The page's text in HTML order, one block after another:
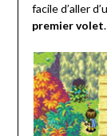
facile d’aller
premier volet.